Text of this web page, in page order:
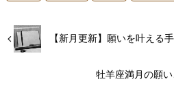
【新月更新】願いを叶え
牡羊座満月の願